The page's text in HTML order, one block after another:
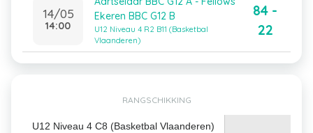
14/05
14:00
Ekeren BBC G12 B
U12 Niveau 4 R2 B11 (Basketbal
Vlaanderen)
84 -
22
RANGSCHIKKING
U12 Niveau 4 C8 (Basketbal Vlaanderen)